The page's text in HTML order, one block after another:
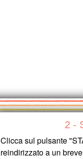
2 -
Clicca sul pulsante
reindirizzato a un